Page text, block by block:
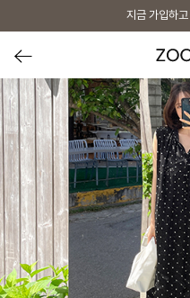
지금 가입하고